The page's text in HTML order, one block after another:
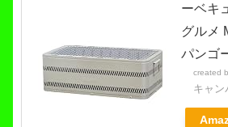
ーベキ
グルメ
パンゴ
created
キャン